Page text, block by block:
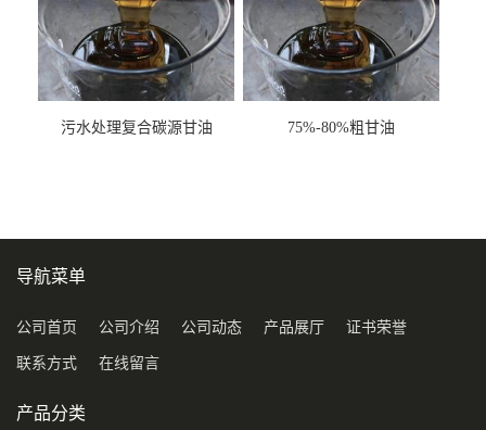
污水处理复合碳源甘油
75%-80%粗甘油
导航菜单
公司首页 公司介绍 公司动态 产品展厅 证书荣誉
联系方式 在线留言
产品分类